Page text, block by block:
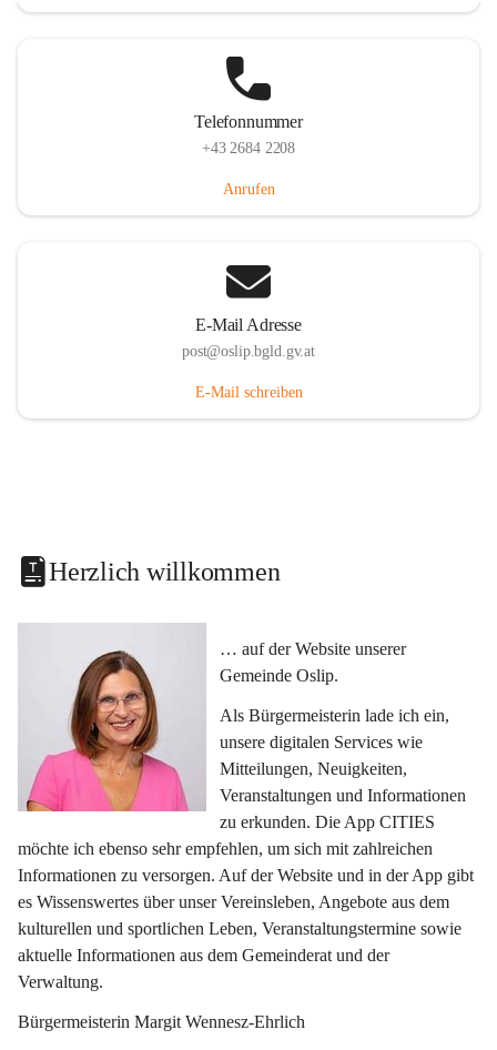
Telefonnummer
+43 2684 2208
Anrufen
E-Mail Adresse
post@oslip.bgld.gv.at
E-Mail schreiben
Herzlich willkommen
… auf der Website unserer
Gemeinde Oslip.
Als Bürgermeisterin lade ich ein,
unsere digitalen Services wie
Mitteilungen, Neuigkeiten,
Veranstaltungen und Informationen
zu erkunden. Die App CITIES
möchte ich ebenso sehr empfehlen, um sich mit zahlreichen
Informationen zu versorgen. Auf der Website und in der App gibt
es Wissenswertes über unser Vereinsleben, Angebote aus dem
kulturellen und sportlichen Leben, Veranstaltungstermine sowie
aktuelle Informationen aus dem Gemeinderat und der
Verwaltung.
Bürgermeisterin Margit Wennesz-Ehrlich